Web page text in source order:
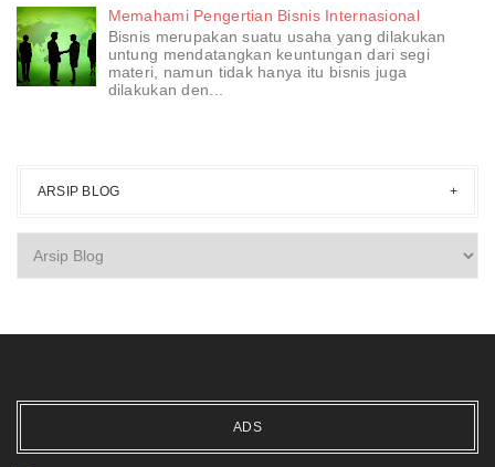
Memahami Pengertian Bisnis Internasional
Bisnis merupakan suatu usaha yang dilakukan
untung mendatangkan keuntungan dari segi
materi, namun tidak hanya itu bisnis juga
dilakukan den...
ARSIP BLOG
ADS